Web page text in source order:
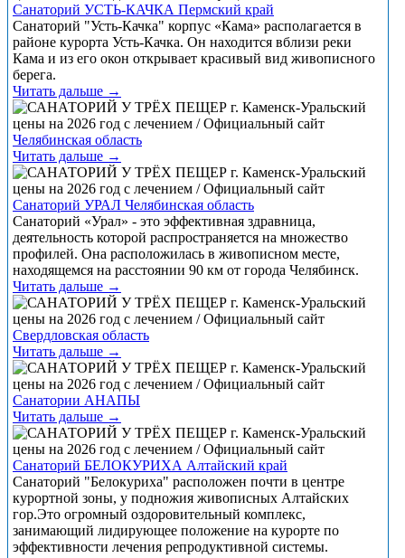
Санаторий УСТЬ-КАЧКА Пермский край
Санаторий "Усть-Качка" корпус «Кама» располагается в
районе курорта Усть-Качка. Он находится вблизи реки
Кама и из его окон открывает красивый вид живописного
берега.
Читать дальше →
Челябинская область
Читать дальше →
Санаторий УРАЛ Челябинская область
Санаторий «Урал» - это эффективная здравница,
деятельность которой распространяется на множество
профилей. Она расположилась в живописном месте,
находящемся на расстоянии 90 км от города Челябинск.
Читать дальше →
Свердловская область
Читать дальше →
Санатории АНАПЫ
Читать дальше →
Санаторий БЕЛОКУРИХА Алтайский край
Санаторий "Белокуриха" расположен почти в центре
курортной зоны, у подножия живописных Алтайских
гор.Это огромный оздоровительный комплекс,
занимающий лидирующее положение на курорте по
эффективности лечения репродуктивной системы.